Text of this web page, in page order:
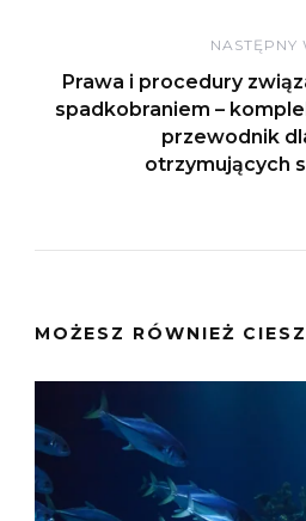
NASTĘPNY
Prawa i procedury
spadkobraniem –
przewodnik
otrzymujących
MOŻESZ RÓWNIEŻ